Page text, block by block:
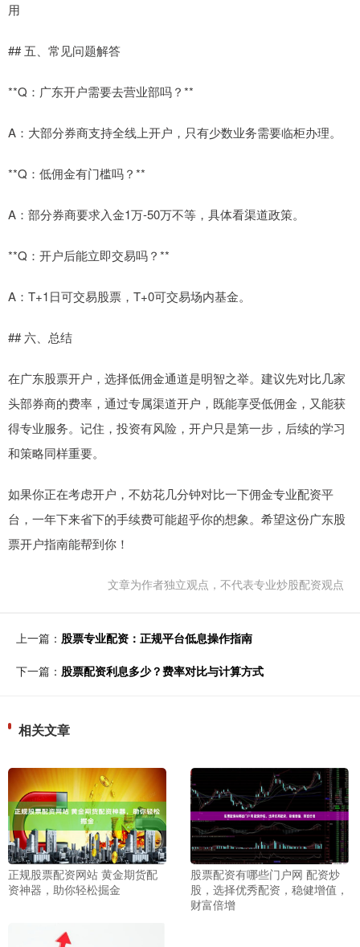
用
## 五、常见问题解答
**Q：广东开户需要去营业部吗？**
A：大部分券商支持全线上开户，只有少数业务需要临柜办理。
**Q：低佣金有门槛吗？**
A：部分券商要求入金1万-50万不等，具体看渠道政策。
**Q：开户后能立即交易吗？**
A：T+1日可交易股票，T+0可交易场内基金。
## 六、总结
在广东股票开户，选择低佣金通道是明智之举。建议先对比几家
头部券商的费率，通过专属渠道开户，既能享受低佣金，又能获
得专业服务。记住，投资有风险，开户只是第一步，后续的学习
和策略同样重要。
如果你正在考虑开户，不妨花几分钟对比一下佣金专业配资平
台，一年下来省下的手续费可能超乎你的想象。希望这份广东股
票开户指南能帮到你！
文章为作者独立观点，不代表专业炒股配资观点
上一篇： 股票专业配资：正规平台低息操作指南
下一篇： 股票配资利息多少？费率对比与计算方式
相关文章
正规股票配资网站 黄金期货配
资神器，助你轻松掘金
股票配资有哪些门户网 配资炒
股，选择优秀配资，稳健增值，
财富倍增